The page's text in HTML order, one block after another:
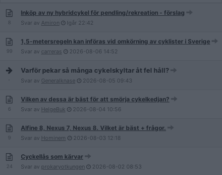
8
Inköp av ny hybridcykel för pendling/rekreation - förslag
Svar av Amiron Igår 22:42
99
1,5-metersregeln kan införas vid omkörning av cyklister i Sverige
Svar av carreras 2026-08-06 14:52
Varför pekar så många cykelskyltar åt fel håll?
Svar av Generalknase 2026-08-05 09:43
6
Vilken av dessa är bäst för att smörja cykelkedjan?
Svar av HelgeBuk 2026-08-04 10:56
9
Alfine 8, Nexus 7, Nexus 8. Vilket är bäst + frågor.
Svar av Hominem 2026-08-03 12:18
24
Cyckellås som kärvar
Svar av prokaryotkungen 2026-08-02 08:53